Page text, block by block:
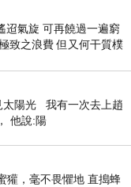
迢氣旋 可再饒過一遍窮
致之浪費 但又何干質樸
太陽光 我有一次去上趙
他說:陽
獾，毫不畏懼地 直搗蜂